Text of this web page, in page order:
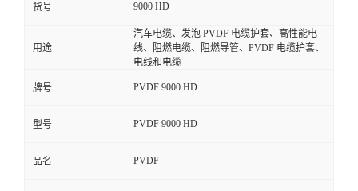
货号 9000 HD
用途
汽车电缆、发泡 PVDF 电缆护套、高性能电
线、阻燃电缆、阻燃导管、PVDF 电缆护套、
电线和电缆
牌号 PVDF 9000 HD
型号 PVDF 9000 HD
品名 PVDF